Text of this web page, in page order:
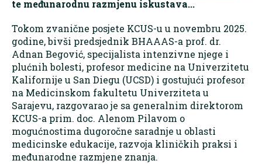
te međunarodnu razmjenu iskustava...
Tokom zvanične posjete KCUS-u u novembru 2025.
godine, bivši predsjednik BHAAAS-a prof. dr.
Adnan Begović, specijalista intenzivne njege i
plućnih bolesti, profesor medicine na Univerzitetu
Kalifornije u San Diegu (UCSD) i gostujući profesor
na Medicinskom fakultetu Univerziteta u
Sarajevu, razgovarao je sa generalnim direktorom
KCUS-a prim. doc. Alenom Pilavom o
mogućnostima dugoročne saradnje u oblasti
medicinske edukacije, razvoja kliničkih praksi i
međunarodne razmjene znanja.